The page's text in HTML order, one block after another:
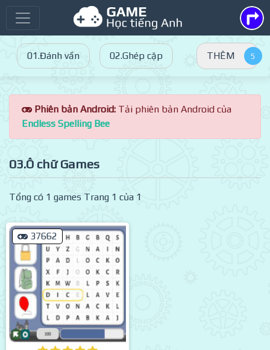
01.Đánh vần 02.Ghép cặp THÊM
Phiên bản Android: Tải phiên bản Android của
Endless Spelling Bee
03.Ô chữ Games
Tổng có 1 games Trang 1 của 1
37662